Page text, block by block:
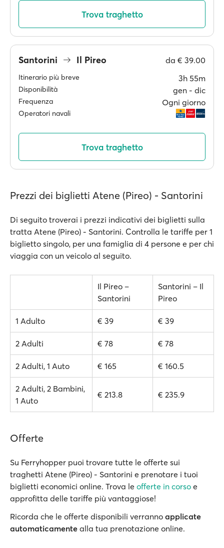
Trova traghetto
Santorini Il Pireo da € 39.00
Itinerario più breve 3h 55m
Disponibilità gen ‐ dic
Frequenza Ogni giorno
Operatori navali
Trova traghetto
Prezzi dei biglietti Atene (Pireo) - Santorini
Di seguito troverai i prezzi indicativi dei biglietti sulla
tratta Atene (Pireo) - Santorini. Controlla le tariffe per 1
biglietto singolo, per una famiglia di 4 persone e per chi
viaggia con un veicolo al seguito.
Il Pireo –
Santorini
Santorini – Il
Pireo
1 Adulto € 39 € 39
2 Adulti € 78 € 78
2 Adulti, 1 Auto € 165 € 160.5
2 Adulti, 2 Bambini,
1 Auto
€ 213.8 € 235.9
Offerte
Su Ferryhopper puoi trovare tutte le offerte sui
traghetti Atene (Pireo) - Santorini e prenotare i tuoi
biglietti economici online. Trova le offerte in corso e
approfitta delle tariffe più vantaggiose!
Ricorda che le offerte disponibili verranno applicate
automaticamente alla tua prenotazione online.